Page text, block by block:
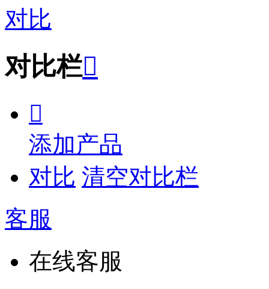
对比
对比栏

添加产品
对比 清空对比栏
客服
在线客服